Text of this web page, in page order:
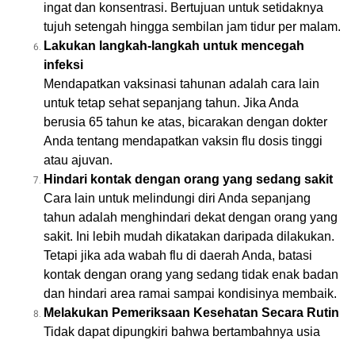
ingat dan konsentrasi. Bertujuan untuk setidaknya
tujuh setengah hingga sembilan jam tidur per malam.
Lakukan langkah-langkah untuk mencegah
infeksi
Mendapatkan vaksinasi tahunan adalah cara lain
untuk tetap sehat sepanjang tahun. Jika Anda
berusia 65 tahun ke atas, bicarakan dengan dokter
Anda tentang mendapatkan vaksin flu dosis tinggi
atau ajuvan.
Hindari kontak dengan orang yang sedang sakit
Cara lain untuk melindungi diri Anda sepanjang
tahun adalah menghindari dekat dengan orang yang
sakit. Ini lebih mudah dikatakan daripada dilakukan.
Tetapi jika ada wabah flu di daerah Anda, batasi
kontak dengan orang yang sedang tidak enak badan
dan hindari area ramai sampai kondisinya membaik.
Melakukan Pemeriksaan Kesehatan Secara Rutin
Tidak dapat dipungkiri bahwa bertambahnya usia